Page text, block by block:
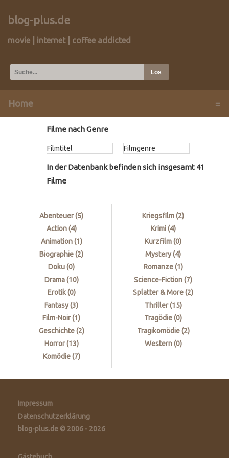
blog-plus.de
movie | internet | coffee addicted
Home ≡
Filme nach Genre
In der Datenbank befinden sich insgesamt 41
Filme
Abenteuer (5)
Action (4)
Animation (1)
Biographie (2)
Doku (0)
Drama (10)
Erotik (0)
Fantasy (3)
Film-Noir (1)
Geschichte (2)
Horror (13)
Komödie (7)
Kriegsfilm (2)
Krimi (4)
Kurzfilm (0)
Mystery (4)
Romanze (1)
Science-Fiction (7)
Splatter & More (2)
Thriller (15)
Tragödie (0)
Tragikomödie (2)
Western (0)
Impressum
Datenschutzerklärung
blog-plus.de © 2006 - 2026